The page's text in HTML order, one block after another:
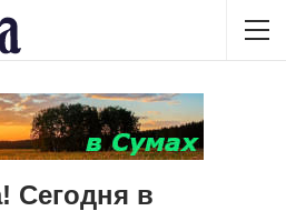
Сегодня в